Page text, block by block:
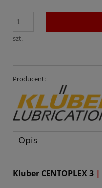
szt.
Producent:
Opis
Kluber CENTOPLEX 3 |